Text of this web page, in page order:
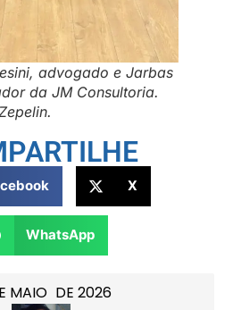
MAIO DE 2026
advogado e Jarbas
da JM Consultoria.
X
WhatsApp